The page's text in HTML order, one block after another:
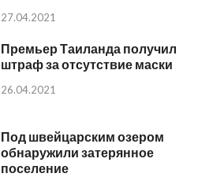
27.04.2021
Премьер Таиланда получил
штраф за отсутствие маски
26.04.2021
Под швейцарским озером
обнаружили затерянное
поселение